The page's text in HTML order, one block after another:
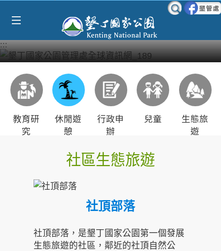
:::
教育研
究
休閒遊
憩
行政申
辦
兒童
生態旅
遊
社區生態旅遊
社頂部落
社頂部落，是墾丁國家公園第一個發展
生態旅遊的社區，鄰近的社頂自然公